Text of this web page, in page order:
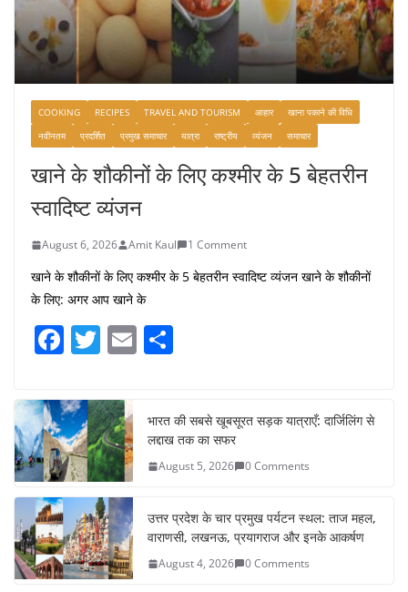
COOKING RECIPES TRAVEL AND TOURISM आहार
खाना पकाने की विधि
नवीनतम
प्रदर्शित प्रमुख समाचार यात्रा राष्ट्रीय व्यंजन समाचार
खाने के शौकीनों के लिए कश्मीर के 5 बेहतरीन
स्वादिष्ट व्यंजन
August 6, 2026 Amit Kaul 1 Comment
खाने के शौकीनों के लिए कश्मीर के 5 बेहतरीन स्वादिष्ट व्यंजन खाने के शौकीनों
के लिए: अगर आप खाने के
F
c
e
b
o
o
k
T
itt
er
E
e
भारत की सबसे खूबसूरत सड़क यात्राएँ: दार्जिलिंग से
लद्दाख तक का सफर
August 5, 2026 0 Comments
उत्तर प्रदेश के चार प्रमुख पर्यटन स्थल: ताज महल,
वाराणसी, लखनऊ, प्रयागराज और इनके आकर्षण
August 4, 2026 0 Comments